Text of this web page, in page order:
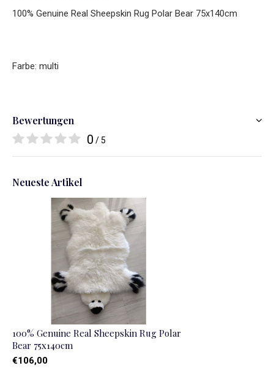
100% Genuine Real Sheepskin Rug Polar Bear 75x140cm
Farbe: multi
Bewertungen
0 / 5
Neueste Artikel
100% Genuine Real Sheepskin Rug Polar
Bear 75x140cm
€106,00